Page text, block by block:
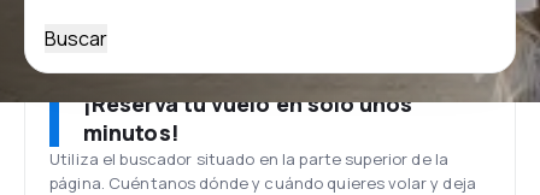
Buscar
¡Reserva tu vuelo en solo unos
minutos!
Utiliza el buscador situado en la parte superior de la
página. Cuéntanos dónde y cuándo quieres volar y deja